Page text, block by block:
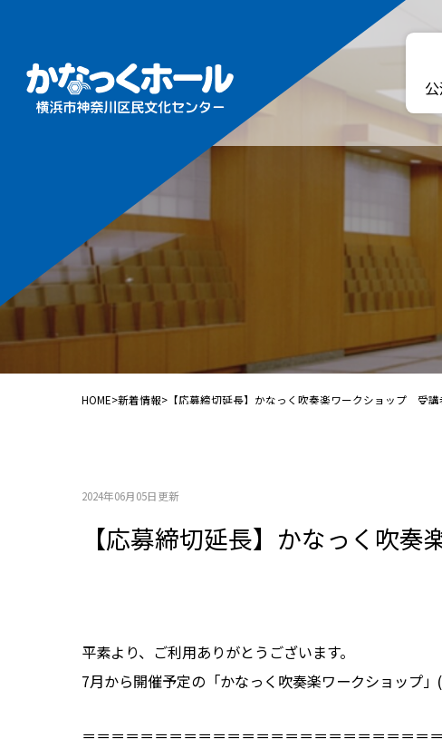
フロアマップ
ギャラリー
練習室A・B
HOME>新着情報>【応募締切延長】かなっく吹奏楽ワークショップ 受講
2024年06月05日更新
【応募締切延長】かなっく吹
平素より、ご利用ありがとうございます。
7月から開催予定の「かなっく吹奏楽ワークショップ
＝＝＝＝＝＝＝＝＝＝＝＝＝＝＝＝＝＝＝＝＝＝＝＝